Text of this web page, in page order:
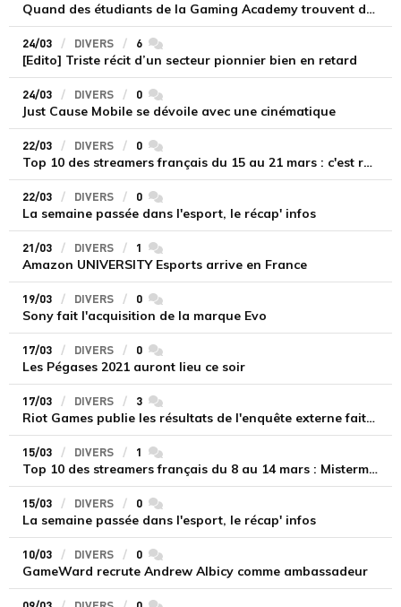
Quand des étudiants de la Gaming Academy trouvent des places en LFL
24/03 DIVERS 6 commentaires
[Edito] Triste récit d’un secteur pionnier bien en retard
24/03 DIVERS 0 commentaires
Just Cause Mobile se dévoile avec une cinématique
22/03 DIVERS 0 commentaires
Top 10 des streamers français du 15 au 21 mars : c'est reparti pour un tour !
22/03 DIVERS 0 commentaires
La semaine passée dans l'esport, le récap' infos
21/03 DIVERS 1 commentaires
Amazon UNIVERSITY Esports arrive en France
19/03 DIVERS 0 commentaires
Sony fait l'acquisition de la marque Evo
17/03 DIVERS 0 commentaires
Les Pégases 2021 auront lieu ce soir
17/03 DIVERS 3 commentaires
Riot Games publie les résultats de l'enquête externe faite sur son PDG
15/03 DIVERS 1 commentaires
Top 10 des streamers français du 8 au 14 mars : Mistermv très bien sur le podium
15/03 DIVERS 0 commentaires
La semaine passée dans l'esport, le récap' infos
10/03 DIVERS 0 commentaires
GameWard recrute Andrew Albicy comme ambassadeur